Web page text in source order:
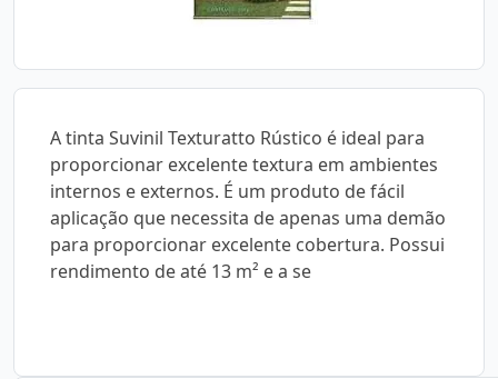
A tinta Suvinil Texturatto Rústico é ideal para
proporcionar excelente textura em ambientes
internos e externos. É um produto de fácil
aplicação que necessita de apenas uma demão
para proporcionar excelente cobertura. Possui
rendimento de até 13 m² e a se